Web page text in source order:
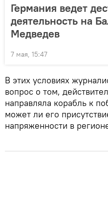
Германия ведет
деятельность на
Медведев
7 мая, 15:47
В этих условиях
вопрос о том,
направляла корабль к
может ли его
напряженности в